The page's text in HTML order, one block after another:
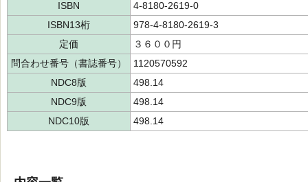
ISBN
4-8180-2619-0
ISBN13桁
978-4-8180-2619-3
定価
３６００円
問合わせ番号（書誌番号）
1120570592
NDC8版
498.14
NDC9版
498.14
NDC10版
498.14